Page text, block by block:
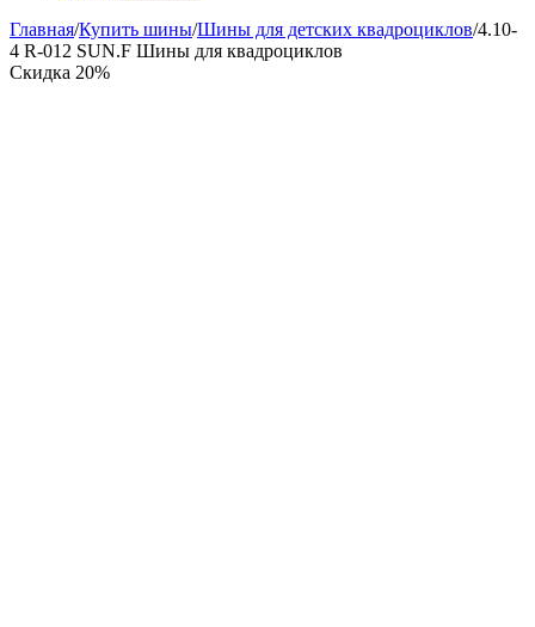
Главная/Купить шины/Шины для детских квадроциклов/4.10-
4 R-012 SUN.F Шины для квадроциклов
Скидка 20%